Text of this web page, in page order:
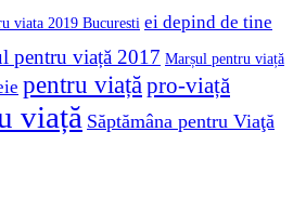
viata 2019 Bucuresti ei depind de tine
pentru viață 2017 Marșul pentru viață
pentru viațăpro-viață
viață Săptămâna pentru Viaţă